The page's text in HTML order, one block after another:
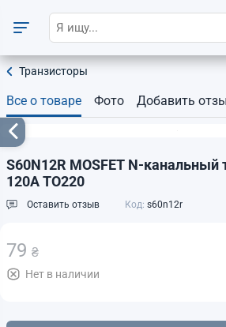
Транзисторы
Все о товаре Фото Добавить
S60N12R MOSFET N-канальный
120A TO220
Оставить отзыв Код: s60n12r
79 ₴
Нет в наличии